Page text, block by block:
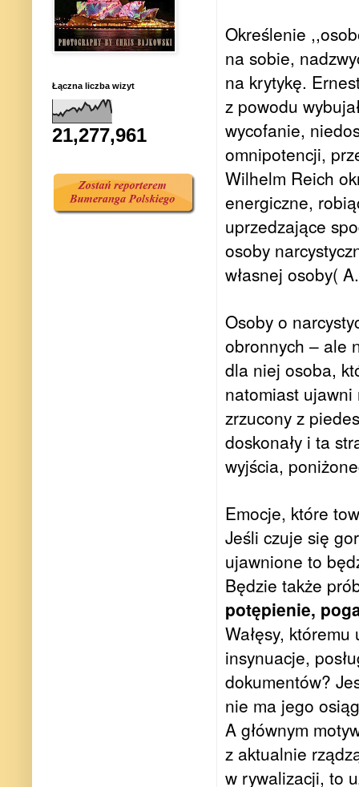
Określenie
na sobie,
na krytykę.
z powodu
wycofanie,
omnipotencji,
Wilhelm Reich
energiczne,
uprzedzające
osoby
własnej osoby(
Osoby o
obronnych – ale
dla niej osoba,
natomiast ujawni
zrzucony z
doskonały i ta
wyjścia,
Emocje, które
Jeśli czuje się
ujawnione to
Będzie także
potępienie,
Wałęsy,
insynuacje,
dokumentów?
nie ma jego
A głównym
z aktualnie
w rywalizacji, to
Łączna liczba wizyt
21,277,961